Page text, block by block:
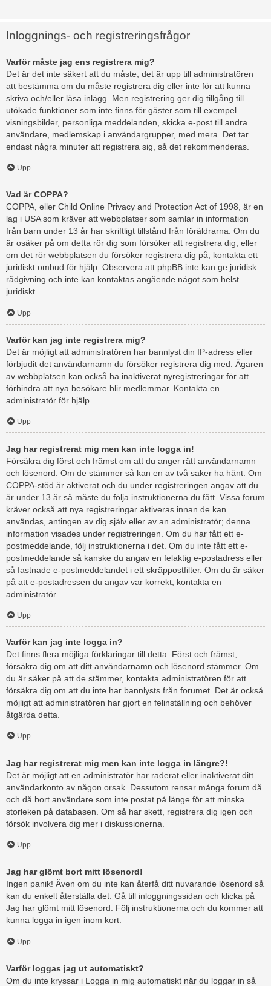
Inloggnings- och registreringsfrågor
Varför måste jag ens registrera mig?
Det är det inte säkert att du måste, det är upp till administratören
att bestämma om du måste registrera dig eller inte för att kunna
skriva och/eller läsa inlägg. Men registrering ger dig tillgång till
utökade funktioner som inte finns för gäster som till exempel
visningsbilder, personliga meddelanden, skicka e-post till andra
användare, medlemskap i användargrupper, med mera. Det tar
endast några minuter att registrera sig, så det rekommenderas.
Upp
Vad är COPPA?
COPPA, eller Child Online Privacy and Protection Act of 1998, är en
lag i USA som kräver att webbplatser som samlar in information
från barn under 13 år har skriftligt tillstånd från föräldrarna. Om du
är osäker på om detta rör dig som försöker att registrera dig, eller
om det rör webbplatsen du försöker registrera dig på, kontakta ett
juridiskt ombud för hjälp. Observera att phpBB inte kan ge juridisk
rådgivning och inte kan kontaktas angående något som helst
juridiskt.
Upp
Varför kan jag inte registrera mig?
Det är möjligt att administratören har bannlyst din IP-adress eller
förbjudit det användarnamn du försöker registrera dig med. Ägaren
av webbplatsen kan också ha inaktiverat nyregistreringar för att
förhindra att nya besökare blir medlemmar. Kontakta en
administratör för hjälp.
Upp
Jag har registrerat mig men kan inte logga in!
Försäkra dig först och främst om att du anger rätt användarnamn
och lösenord. Om de stämmer så kan en av två saker ha hänt. Om
COPPA-stöd är aktiverat och du under registreringen angav att du
är under 13 år så måste du följa instruktionerna du fått. Vissa forum
kräver också att nya registreringar aktiveras innan de kan
användas, antingen av dig själv eller av an administratör; denna
information visades under registreringen. Om du har fått ett e-
postmeddelande, följ instruktionerna i det. Om du inte fått ett e-
postmeddelande så kanske du angav en felaktig e-postadress eller
så fastnade e-postmeddelandet i ett skräppostfilter. Om du är säker
på att e-postadressen du angav var korrekt, kontakta en
administratör.
Upp
Varför kan jag inte logga in?
Det finns flera möjliga förklaringar till detta. Först och främst,
försäkra dig om att ditt användarnamn och lösenord stämmer. Om
du är säker på att de stämmer, kontakta administratören för att
försäkra dig om att du inte har bannlysts från forumet. Det är också
möjligt att administratören har gjort en felinställning och behöver
åtgärda detta.
Upp
Jag har registrerat mig men kan inte logga in längre?!
Det är möjligt att en administratör har raderat eller inaktiverat ditt
användarkonto av någon orsak. Dessutom rensar många forum då
och då bort användare som inte postat på länge för att minska
storleken på databasen. Om så har skett, registrera dig igen och
försök involvera dig mer i diskussionerna.
Upp
Jag har glömt bort mitt lösenord!
Ingen panik! Även om du inte kan återfå ditt nuvarande lösenord så
kan du enkelt återställa det. Gå till inloggningssidan och klicka på
Jag har glömt mitt lösenord. Följ instruktionerna och du kommer att
kunna logga in igen inom kort.
Upp
Varför loggas jag ut automatiskt?
Om du inte kryssar i Logga in mig automatiskt när du loggar in så